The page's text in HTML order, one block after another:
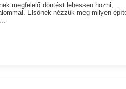
megfelelő döntést lehessen hozni,
Elsőnek nézzük meg milyen